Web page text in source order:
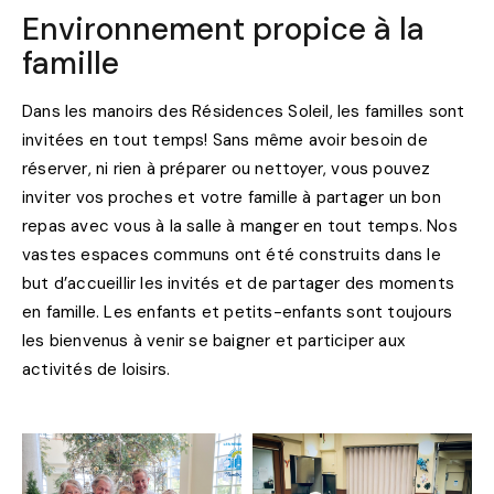
Environnement propice à la
famille
Dans les manoirs des Résidences Soleil, les familles sont
invitées en tout temps! Sans même avoir besoin de
réserver, ni rien à préparer ou nettoyer, vous pouvez
inviter vos proches et votre famille à partager un bon
repas avec vous à la salle à manger en tout temps. Nos
vastes espaces communs ont été construits dans le
but d’accueillir les invités et de partager des moments
en famille. Les enfants et petits-enfants sont toujours
les bienvenus à venir se baigner et participer aux
activités de loisirs.